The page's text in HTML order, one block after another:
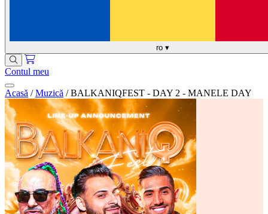
ro ▾
Contul meu
Acasă / Muzică / BALKANIQFEST - DAY 2 - MANELE DAY